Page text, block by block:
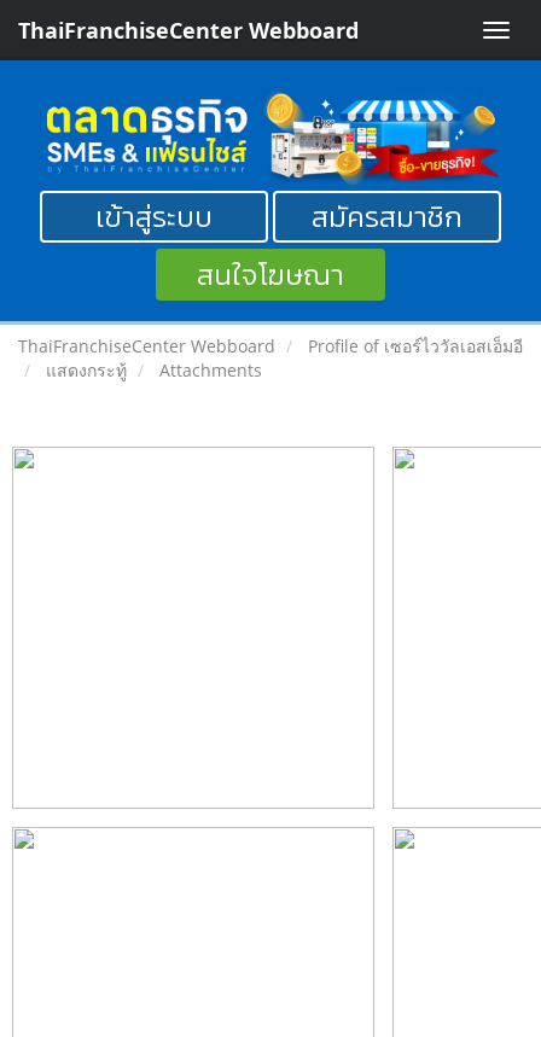
Toggle
ThaiFranchiseCenter Webboard
เข้าสู่ระบบ
สมัครสมาชิก
สนใจโฆษณา
ThaiFranchiseCenter Webboard
Profile of เซอร์ไววัลเอสเอ็มอี
แสดงกระทู้
Attachments